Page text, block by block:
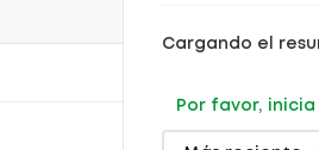
- Sistema clic y abre fácil para que abrir
Cargando el
Por favor,